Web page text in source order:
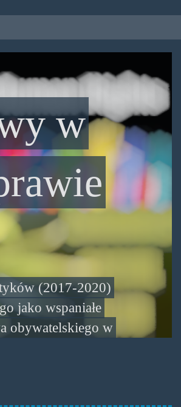
w
(2017-2020)
jako wspaniałe
obywatelskiego w